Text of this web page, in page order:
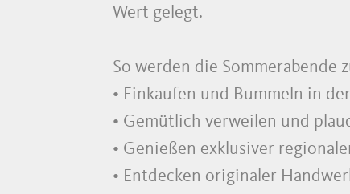
Wert gelegt.
So werden die Sommerabende
• Einkaufen und Bummeln in
• Gemütlich verweilen und
• Genießen exklusiver
• Entdecken originaler